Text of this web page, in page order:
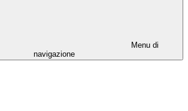
Menu di
navigazione